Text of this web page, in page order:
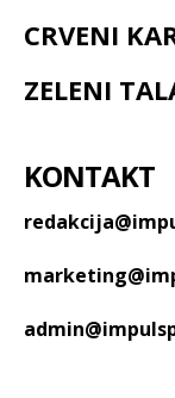
CRVENI
ZELENI
KONTAKT